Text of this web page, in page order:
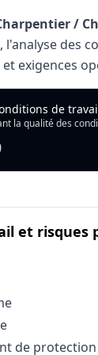
/
, l'analyse des
exigences
de
de
la qualité des
et risques
de protection